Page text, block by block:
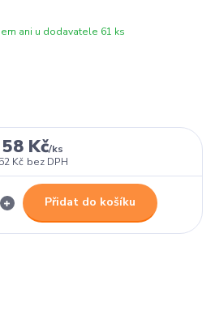
ani u dodavatele 61 ks
58 Kč/ks
52 Kč bez DPH
Přidat do košíku